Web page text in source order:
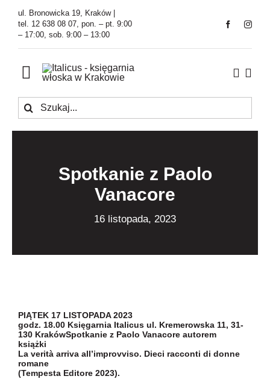
Przejdź
zawartości
ul. Bronowicka 19, Kraków |
tel. 12 638 08 07, pon. – pt. 9:00
– 17:00, sob. 9:00 – 13:00
Toggle
Navigation
Księgarnia
Tłumaczenia
Kontakt
Szukaj
Spotkanie z Paolo
Vanacore
16 listopada, 2023
PIĄTEK 17 LISTOPADA 2023
godz. 18.00 Księgarnia Italicus ul. Kremerowska 11, 31-
130 KrakówSpotkanie zPaolo Vanacore autorem
książki
La verità arriva all’improvviso. Dieci racconti di donne
romane
(Tempesta Editore 2023).